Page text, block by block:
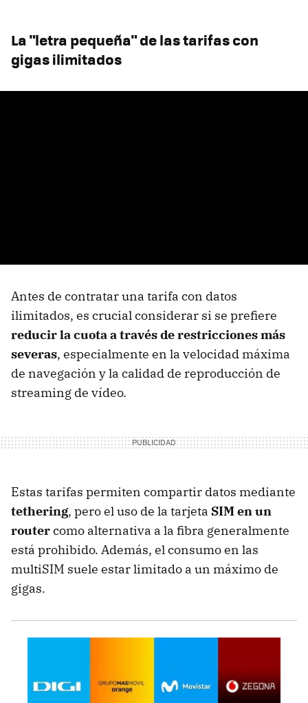
La "letra pequeña" de las tarifas con
gigas ilimitados
Antes de contratar una tarifa con datos
ilimitados, es crucial considerar si se prefiere
reducir la cuota a través de restricciones más
severas, especialmente en la velocidad máxima
de navegación y la calidad de reproducción de
streaming de vídeo.
Estas tarifas permiten compartir datos mediante
tethering, pero el uso de la tarjeta SIM en un
routercomo alternativa a la fibra generalmente
está prohibido. Además, el consumo en las
multiSIM suele estar limitado a un máximo de
gigas.